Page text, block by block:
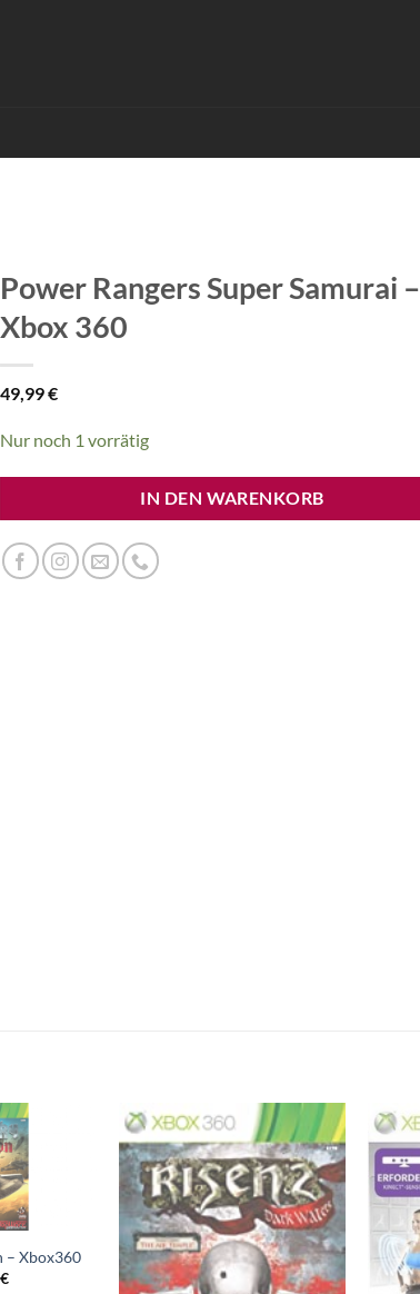
Power Rangers Super Samurai –
Xbox 360
49,99€
Nur noch 1 vorrätig
IN DEN WARENKORB
– Xbox360
€